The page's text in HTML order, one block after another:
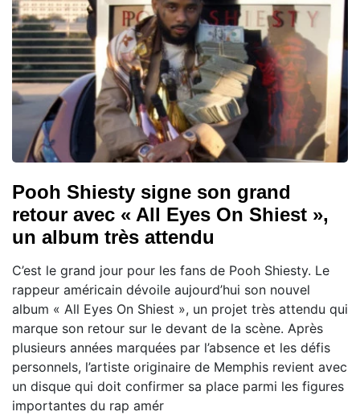
Pooh Shiesty signe son grand
retour avec « All Eyes On Shiest »,
un album très attendu
C’est le grand jour pour les fans de Pooh Shiesty. Le
rappeur américain dévoile aujourd’hui son nouvel
album « All Eyes On Shiest », un projet très attendu qui
marque son retour sur le devant de la scène. Après
plusieurs années marquées par l’absence et les défis
personnels, l’artiste originaire de Memphis revient avec
un disque qui doit confirmer sa place parmi les figures
importantes du rap amér